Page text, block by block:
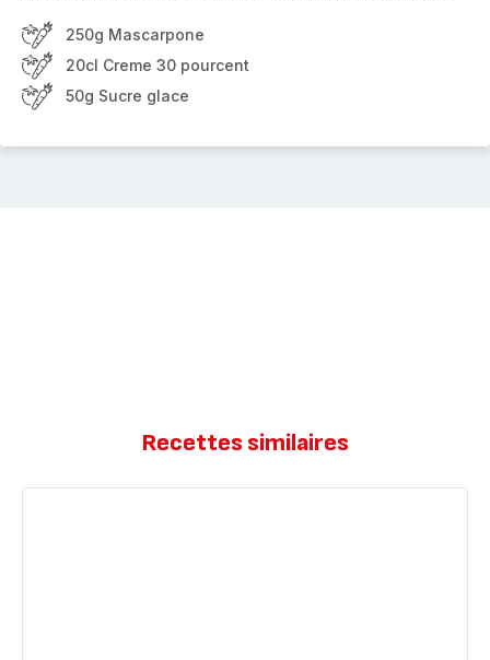
250g Mascarpone
20cl Creme 30 pourcent
50g Sucre glace
Recettes similaires